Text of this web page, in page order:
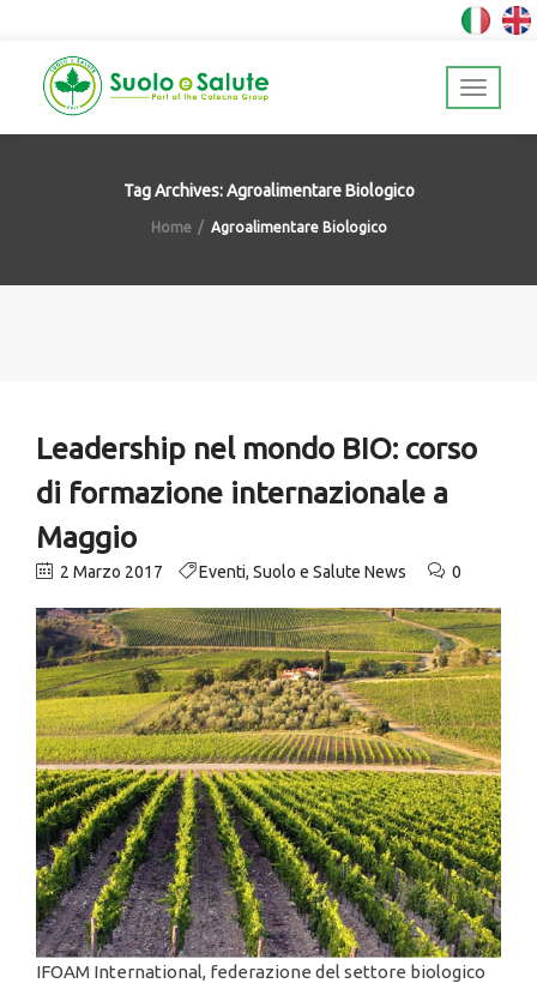
Tag Archives: Agroalimentare Biologico
Home Agroalimentare Biologico
Leadership nel mondo BIO: corso
di formazione internazionale a
Maggio
2 Marzo 2017 Eventi, Suolo e Salute News 0
IFOAM International, federazione del settore biologico